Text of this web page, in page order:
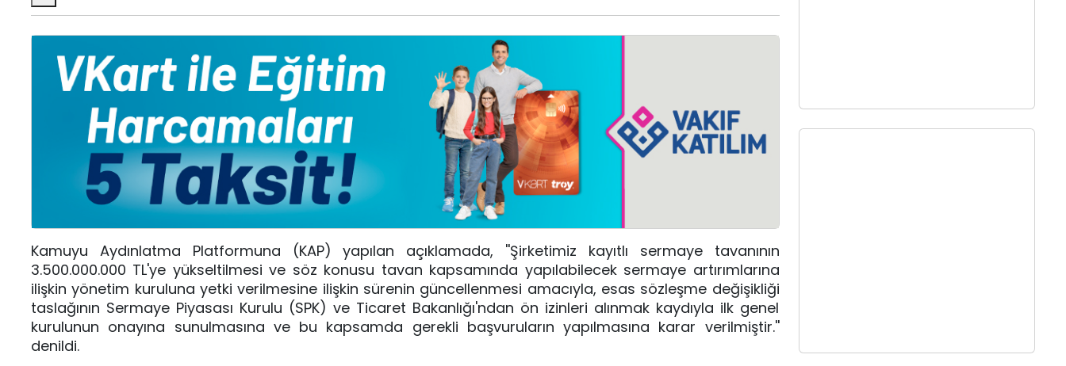
Kamuyu Aydınlatma Platformuna (KAP) yapılan açıklamada, ''Şirketimiz kayıtlı sermaye tavanının
3.500.000.000 TL'ye yükseltilmesi ve söz konusu tavan kapsamında yapılabilecek sermaye artırımlarına
ilişkin yönetim kuruluna yetki verilmesine ilişkin sürenin güncellenmesi amacıyla, esas sözleşme değişikliği
taslağının Sermaye Piyasası Kurulu (SPK) ve Ticaret Bakanlığı'ndan ön izinleri alınmak kaydıyla ilk genel
kurulunun onayına sunulmasına ve bu kapsamda gerekli başvuruların yapılmasına karar verilmiştir.''
denildi.